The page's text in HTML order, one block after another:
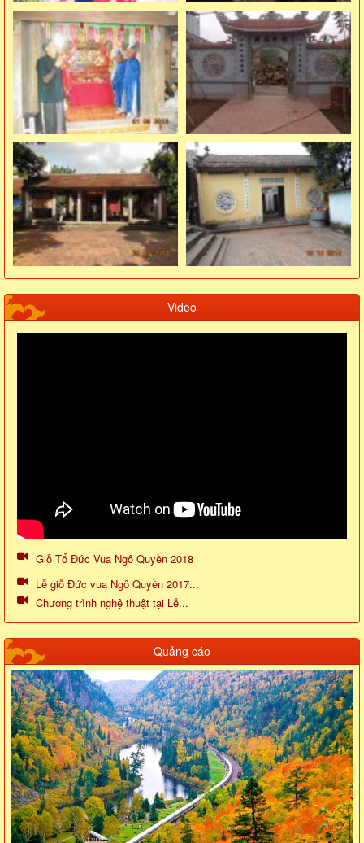
Video
Giỗ Tổ Đức Vua Ngô Quyền 2018
Lễ giỗ Đức vua Ngô Quyền 2017...
Chương trình nghệ thuật tại Lễ...
Quảng cáo